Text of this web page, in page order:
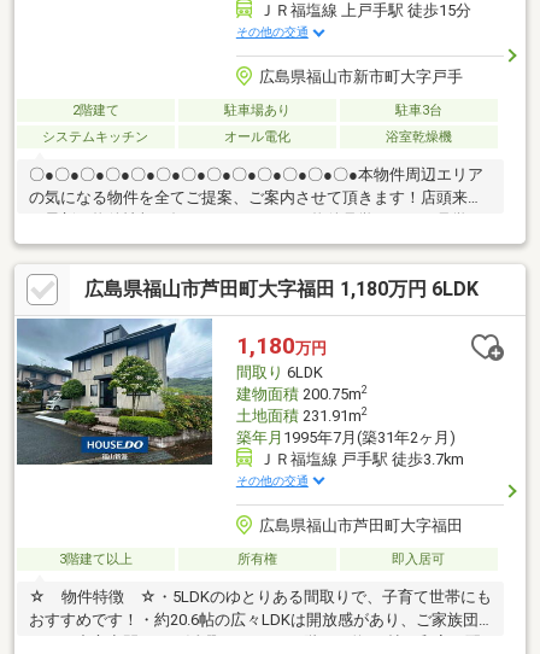
ＪＲ福塩線 上戸手駅 徒歩15分
その他の交通
広島県福山市新市町大字戸手
2階建て 駐車場あり
駐車3台
システムキッチン
オール電化 浴室乾燥機
〇●〇●〇●〇●〇●〇●〇●〇●〇●〇●〇●〇●〇●本物件周辺エリア
の気になる物件を全てご提案、ご案内させて頂きます！店頭来店
アーは【その場確定！ 見学予約する（無料）からご予約下さ
い】〇●〇●〇●〇●〇●〇●〇●〇●〇●〇●〇●〇●〇●◇家計に優し
い高性能住宅 太陽光発電システムと蓄電池を搭載し、電気代削
減と停電時の安心を両立 2018年築、オール電化仕様の築浅物
件 ◇敷地内に最大6台の駐車可 来客が多い家庭や、趣味の作
業スペースとしても活用できる庭付き整形地 前面道路は幅員6m
と広く、車の出し入れもスムーズ
広島県福山市芦田町大字福田 1,180万円 6LDK
1,180万円
間取り 6LDK
建物面積200.75m2
土地面積231.91m2
築年月 1995年7月(築31年2ヶ月)
ＪＲ福塩線 戸手駅 徒歩3.7km
その他の交通
広島県福山市芦田町大字福田
3階建て以上 所有権 即入居可
☆ 物件特徴 ☆・5LDKのゆとりある間取りで、子育て世帯にも
おすすめです！・約20.6帖の広々LDKは開放感があり、ご家族団
らんの中心空間として活躍します。・1階には約8.5帖の和室を配